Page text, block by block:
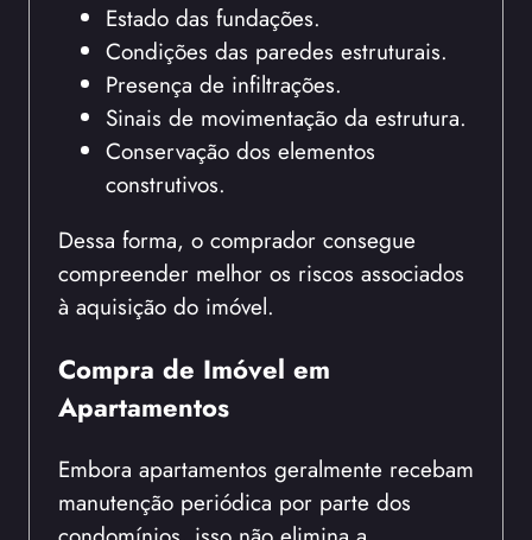
Estado das fundações.
Condições das paredes estruturais.
Presença de infiltrações.
Sinais de movimentação da estrutura.
Conservação dos elementos
construtivos.
Dessa forma, o comprador consegue
compreender melhor os riscos associados
à aquisição do imóvel.
Compra de Imóvel em
Apartamentos
Embora apartamentos geralmente recebam
manutenção periódica por parte dos